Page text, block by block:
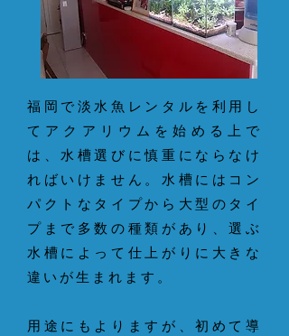
福岡で淡水魚レンタルを利用し
てアクアリウムを始める上で
は、水槽選びに慎重にならなけ
ればいけません。水槽にはコン
パクトなタイプから大型のタイ
プまで多数の種類があり、選ぶ
水槽によって仕上がりに大きな
違いが生まれます。
用途にもよりますが、初めて導